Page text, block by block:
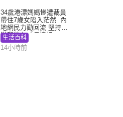
34歲港漂媽媽慘遭裁員
帶住7歲女陷入茫然 內
地網民力勸回流 堅持留
港背後有「長遠規
劃」？
生活百科
14小時前